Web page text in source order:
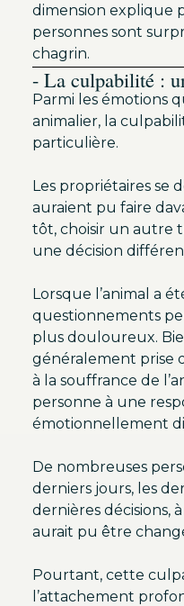
dimension explique
personnes sont
chagrin.
- La culpabilité :
Parmi les émotions
animalier, la
particulière.
Les propriétaires se
auraient pu faire
tôt, choisir un autre
une décision
Lorsque l’animal a
questionnements
plus douloureux.
généralement prise
à la souffrance de
personne à une
émotionnellement
De nombreuses
derniers jours, les
dernières décisions,
aurait pu être
Pourtant, cette
l’attachement